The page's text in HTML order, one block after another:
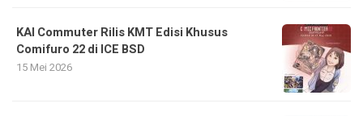
KAI Commuter Rilis KMT Edisi Khusus
Comifuro 22 di ICE BSD
15 Mei 2026